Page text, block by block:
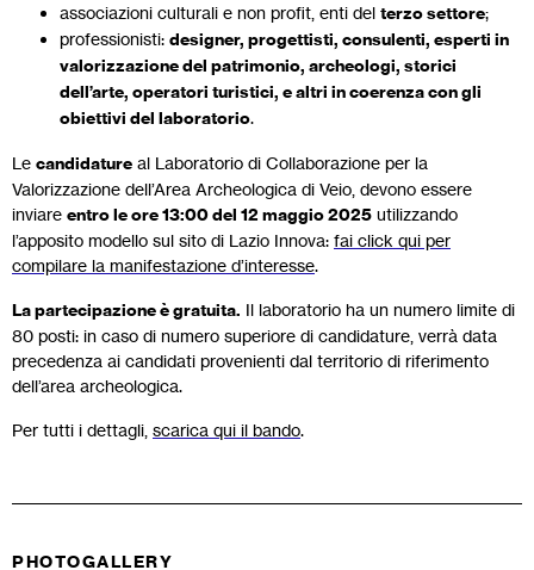
associazioni culturali e non profit, enti del terzo settore;
professionisti: designer, progettisti, consulenti, esperti in
valorizzazione del patrimonio, archeologi, storici
dell’arte, operatori turistici, e altri in coerenza con gli
obiettivi del laboratorio.
Le candidature al Laboratorio di Collaborazione per la
Valorizzazione dell’Area Archeologica di Veio, devono essere
inviare entro le ore 13:00 del 12 maggio 2025 utilizzando
l’apposito modello sul sito di Lazio Innova: fai click qui per
compilare la manifestazione d’interesse.
La partecipazione è gratuita. Il laboratorio ha un numero limite di
80 posti: in caso di numero superiore di candidature, verrà data
precedenza ai candidati provenienti dal territorio di riferimento
dell’area archeologica.
Per tutti i dettagli, scarica qui il bando.
PHOTOGALLERY